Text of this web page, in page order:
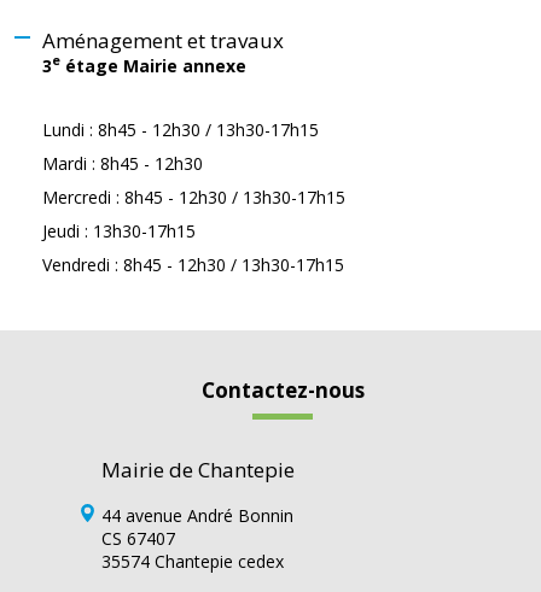
Aménagement et travaux
3e étage Mairie annexe
Lundi : 8h45 - 12h30 / 13h30-17h15
Mardi : 8h45 - 12h30
Mercredi : 8h45 - 12h30 / 13h30-17h15
Jeudi : 13h30-17h15
Vendredi : 8h45 - 12h30 / 13h30-17h15
Contactez-nous
Mairie de Chantepie
44 avenue André Bonnin
CS 67407
35574 Chantepie cedex